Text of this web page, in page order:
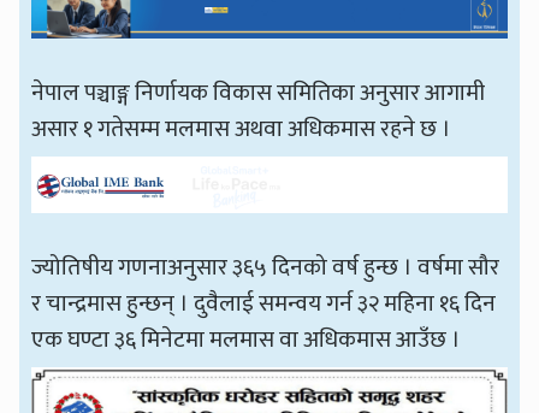
नेपाल पञ्चाङ्ग निर्णायक विकास समितिका अनुसार आगामी
असार १ गतेसम्म मलमास अथवा अधिकमास रहने छ ।
ज्योतिषीय गणनाअनुसार ३६५ दिनको वर्ष हुन्छ । वर्षमा सौर
र चान्द्रमास हुन्छन् । दुवैलाई समन्वय गर्न ३२ महिना १६ दिन
एक घण्टा ३६ मिनेटमा मलमास वा अधिकमास आउँछ ।